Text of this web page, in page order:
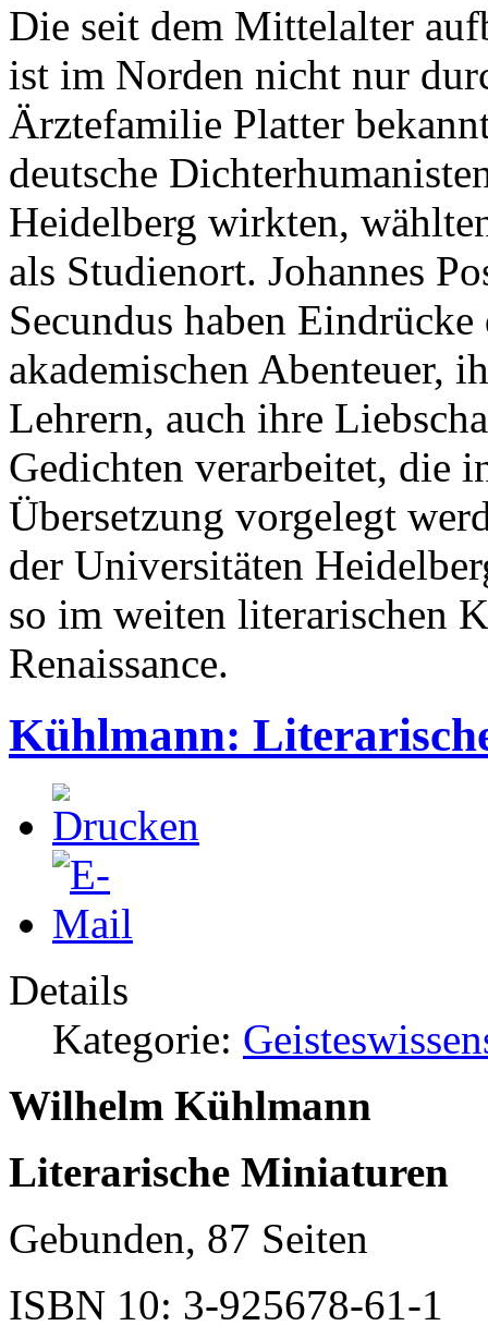
Die seit dem Mittelalter
ist im Norden nicht nur
Ärztefamilie Platter
deutsche
Heidelberg wirkten,
als Studienort. Johannes
Secundus haben
akademischen Abenteuer,
Lehrern, auch ihre
Gedichten verarbeitet, die
Übersetzung vorgelegt
der Universitäten
so im weiten literarischen
Renaissance.
Kühlmann:
Details
Kategorie:
Wilhelm Kühlmann
Literarische Miniaturen
Gebunden, 87 Seiten
ISBN 10: 3-925678-61-1